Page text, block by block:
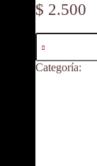
$ 2.500
Block
Dina
A3
cantidad
Categoría: